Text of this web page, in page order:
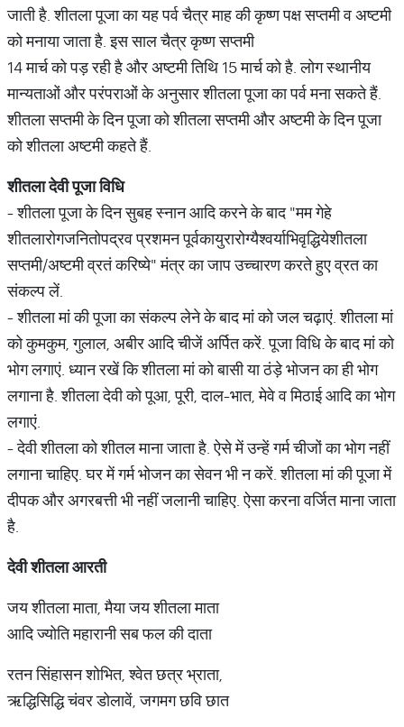
जाती है. शीतला पूजा का यह पर्व चैत्र माह की कृष्ण पक्ष सप्तमी व अष्टमी
को मनाया जाता है. इस साल चैत्र कृष्ण सप्तमी
14 मार्च को पड़ रही है और अष्टमी तिथि 15 मार्च को है. लोग स्थानीय
मान्यताओं और परंपराओं के अनुसार शीतला पूजा का पर्व मना सकते हैं.
शीतला सप्तमी के दिन पूजा को शीतला सप्तमी और अष्टमी के दिन पूजा
को शीतला अष्टमी कहते हैं.
शीतलादेवीपूजाविधि
- शीतला पूजा के दिन सुबह स्नान आदि करने के बाद "मम गेहे
शीतलारोगजनितोपद्रव प्रशमन पूर्वकायुरारोग्यैश्वर्याभिवृद्धियेशीतला
सप्तमी/अष्टमी व्रतं करिष्ये" मंत्र का जाप उच्चारण करते हुए व्रत का
संकल्प लें.
- शीतला मां की पूजा का संकल्प लेने के बाद मां को जल चढ़ाएं. शीतला मां
को कुमकुम, गुलाल, अबीर आदि चीजें अर्पित करें. पूजा विधि के बाद मां को
भोग लगाएं. ध्यान रखें कि शीतला मां को बासी या ठंड़े भोजन का ही भोग
लगाना है. शीतला देवी को पूआ, पूरी, दाल-भात, मेवे व मिठाई आदि का भोग
लगाएं.
- देवी शीतला को शीतल माना जाता है. ऐसे में उन्हें गर्म चीजों का भोग नहीं
लगाना चाहिए. घर में गर्म भोजन का सेवन भी न करें. शीतला मां की पूजा में
दीपक और अगरबत्ती भी नहीं जलानी चाहिए. ऐसा करना वर्जित माना जाता
है.
देवीशीतलाआरती
जय शीतला माता, मैया जय शीतला माता
आदि ज्योति महारानी सब फल की दाता
रतन सिंहासन शोभित, श्वेत छत्र भ्राता,
ऋद्धिसिद्धि चंवर डोलावें, जगमग छवि छात